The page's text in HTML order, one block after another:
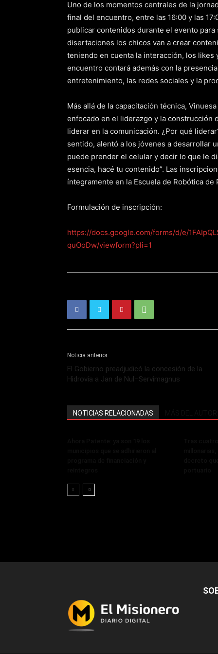
Uno de los momentos centrales de la
final del encuentro, entre las 16:00 y las
publicar contenidos durante el evento
disertaciones los chicos van a crear
teniendo en cuenta la interacción, los likes
encuentro contará además con la
entretenimiento, las redes sociales y la
Más allá de la capacitación técnica,
enfocado en el liderazgo y la construcción
liderar en la comunicación. ¿Por qué
sentido, alentó a los jóvenes a desarrollar
puede prender el celular y decir lo que le
esencia, hacé tu contenido”. Las
íntegramente en la Escuela de Robótica
Formulación de inscripción:
https://docs.google.com/forms/d/e/
quOoDw/viewform?pli=1
Noticia anterior
El Gobierno preadjudicó la concesión de la
Hidrovía a Jan de Nul–Servimagnus
NOTICIAS RELACIONADAS